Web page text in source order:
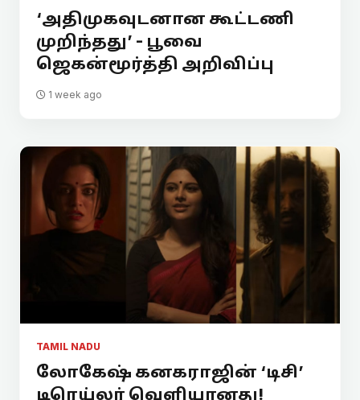
‘அதிமுகவுடனான கூட்டணி
முறிந்தது’ - பூவை
ஜெகன்மூர்த்தி அறிவிப்பு
1 week ago
TAMIL NADU
லோகேஷ் கனகராஜின் ‘டிசி’
டிரெய்லர் வெளியானது!